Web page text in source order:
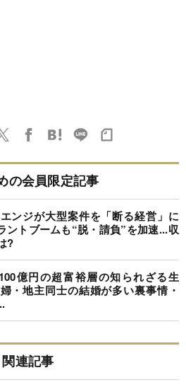
の会員限定記事
ンジが大型案件を「断る経営」に
ントブームも“脱・請負”を加速...収
?
億円の超富裕層の知られざる生
・地主同士の結婚が多い裏事情・
関連記事